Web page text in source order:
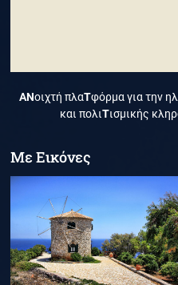
ΑΝοιχτή πλαΤφόρμα για την ηλ
και πολιΤισμικής
Με Εικόνες